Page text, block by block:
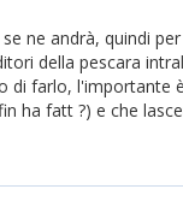
ne andrà, quindi
della pescara
di farlo, l'importante
ha fatt ?) e che